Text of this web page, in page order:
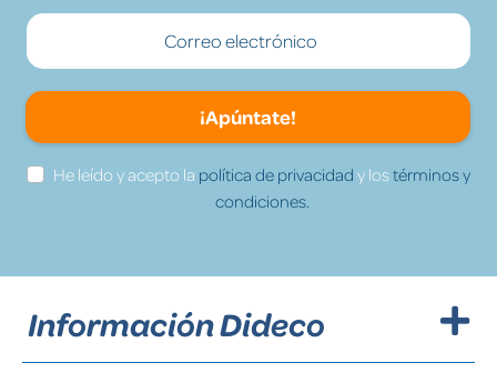
¡Apúntate!
He leído y acepto la política de privacidad y lostérminos y
condiciones.
Información Dideco